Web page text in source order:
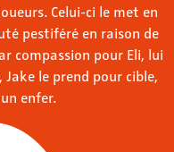
Celui-ci le met en
pestiféré en raison de
compassion pour Eli, lui
le prend pour cible,
enfer.